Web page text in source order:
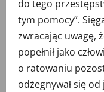
do tego
tym pomocy”.
zwracając uwagę,
popełnił jako
o ratowaniu
odżegnywał się